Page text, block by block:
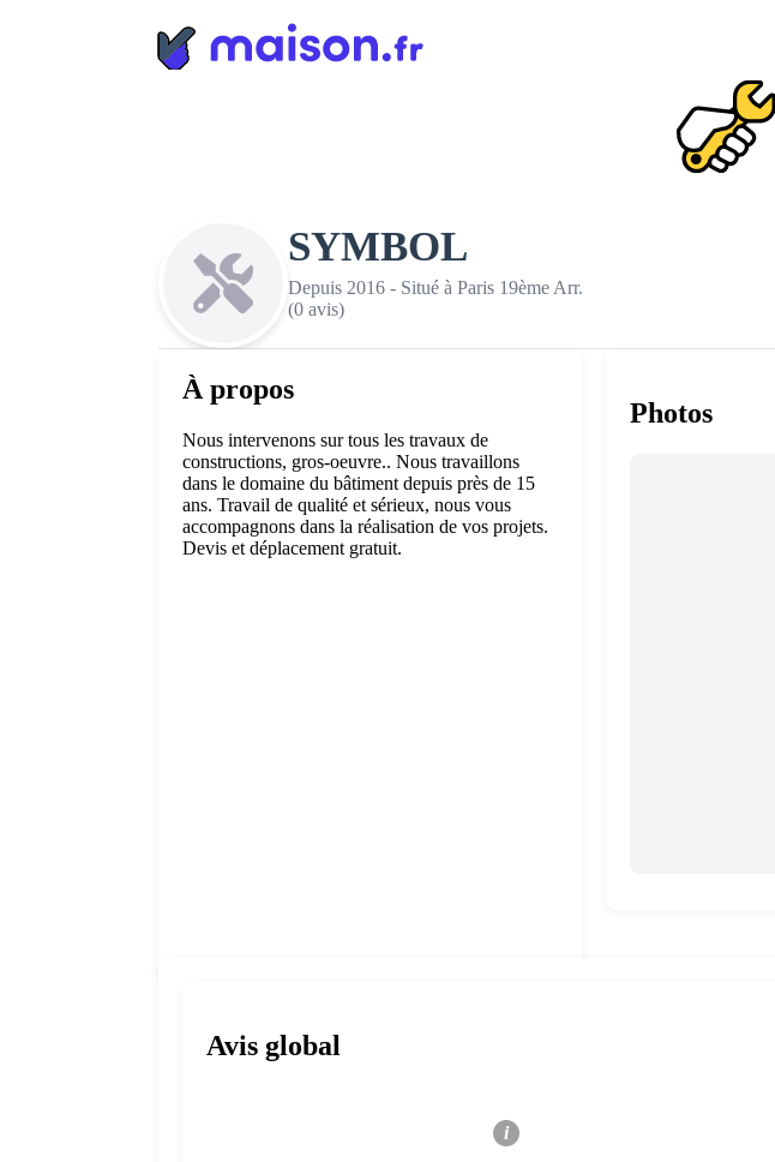
SYMBOL
Depuis 2016 - Situé à Paris 19ème Arr.
(0 avis)
À propos
Nous intervenons sur tous les travaux de
constructions, gros-oeuvre.. Nous travaillons
dans le domaine du bâtiment depuis près de 15
ans. Travail de qualité et sérieux, nous vous
accompagnons dans la réalisation de vos projets.
Devis et déplacement gratuit.
Avis global
i
Photos